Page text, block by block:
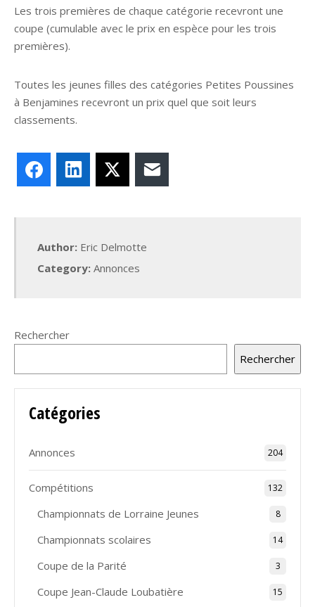
Les trois premières de chaque catégorie recevront une
coupe (cumulable avec le prix en espèce pour les trois
premières).
Toutes les jeunes filles des catégories Petites Poussines
à Benjamines recevront un prix quel que soit leurs
classements.
FacebookLinkedIn
Author: Eric Delmotte
Category: Annonces
Rechercher
Rechercher
Catégories
Annonces 204
Compétitions 132
Championnats de Lorraine Jeunes 8
Championnats scolaires 14
Coupe de la Parité 3
Coupe Jean-Claude Loubatière 15